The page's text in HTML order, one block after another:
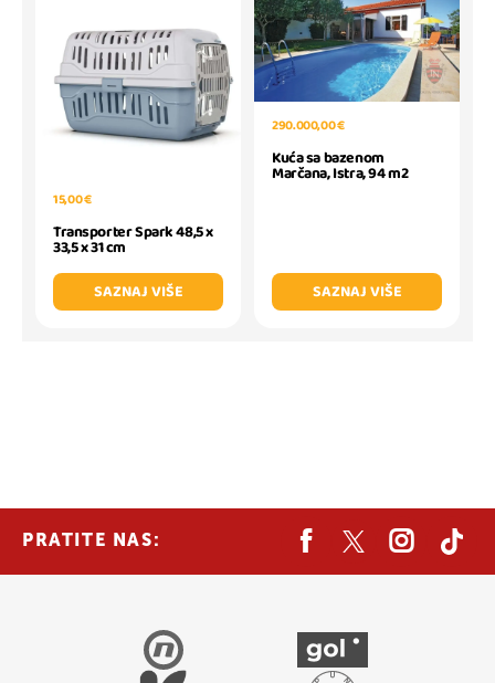
15,00 €
Transporter Spark 48,5 x
33,5 x 31 cm
SAZNAJ VIŠE
290.000,00 €
Kuća sa bazenom
Marčana, Istra, 94 m2
SAZNAJ VIŠE
PRATITE NAS: